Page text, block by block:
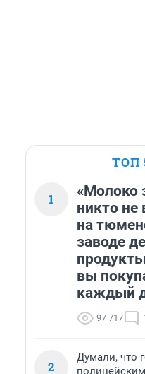
ТОП
1
«Молоко
никто не
на
заводе
вы
каждый
97 717
2
Думали, что